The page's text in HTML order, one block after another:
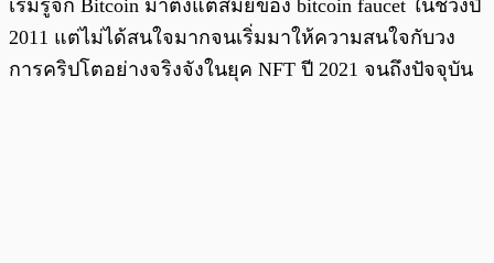
เริ่มรู้จัก Bitcoin มาตั้งแต่สมัยของ bitcoin faucet ในช่วงปี
2011 แต่ไม่ได้สนใจมากจนเริ่มมาให้ความสนใจกับวง
การคริปโตอย่างจริงจังในยุค NFT ปี 2021 จนถึงปัจจุบัน